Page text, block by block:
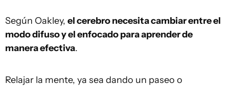
Según Oakley, el cerebro necesita cambiar entre el
modo difuso y el enfocado para aprender de
manera efectiva.
Relajar la mente, ya sea dando un paseo o